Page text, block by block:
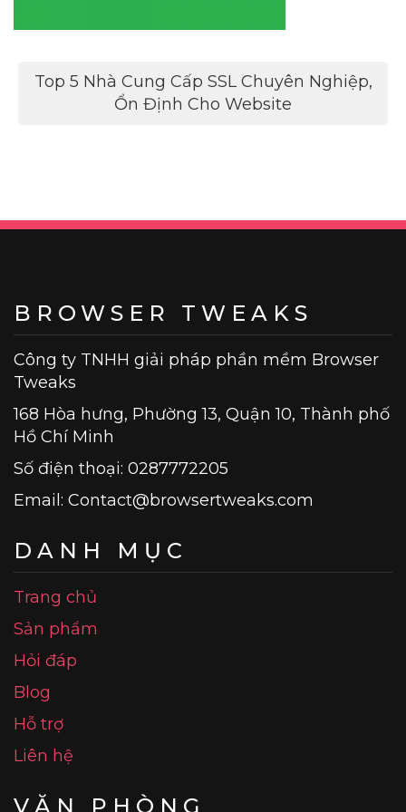
Điều
hướng
Top 5 Nhà Cung Cấp SSL Chuyên Nghiệp,
Ổn Định Cho Website
BROWSER TWEAKS
Công ty TNHH giải pháp phần mềm Browser
Tweaks
168 Hòa hưng, Phường 13, Quận 10, Thành phố
Hồ Chí Minh
Số điện thoại: 0287772205
Email: Contact@browsertweaks.com
DANH MỤC
Trang chủ
Sản phẩm
Hỏi đáp
Blog
Hỗ trợ
Liên hệ
VĂN PHÒNG